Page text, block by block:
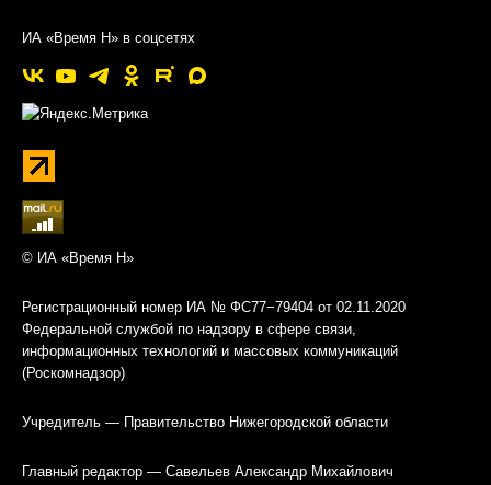
ИА «Время Н» в соцсетях
© ИА «Время Н»
Регистрационный номер ИА № ФС77−79404 от 02.11.2020
Федеральной службой по надзору в сфере связи,
информационных технологий и массовых коммуникаций
(Роскомнадзор)
Учредитель — Правительство Нижегородской области
Главный редактор — Савельев Александр Михайлович